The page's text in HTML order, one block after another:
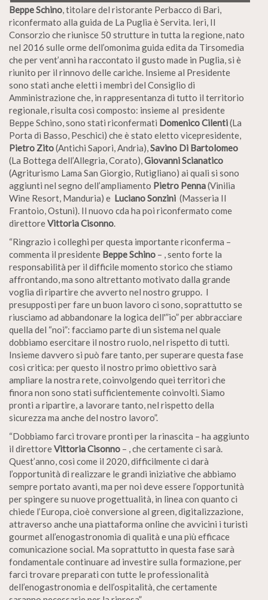
Beppe Schino, titolare del ristorante Perbacco di Bari,
riconfermato alla guida de La Puglia è Servita. Ieri, Il
Consorzio che riunisce 50 strutture in tutta la regione, nato
nel 2016 sulle orme dell’omonima guida edita da Tirsomedia
che per vent’anni ha raccontato il gusto made in Puglia, si è
riunito per il rinnovo delle cariche. Insieme al Presidente
sono stati anche eletti i membri del Consiglio di
Amministrazione che, in rappresentanza di tutto il territorio
regionale, risulta così composto: insieme al presidente
Beppe Schino, sono stati riconfermati Domenico Cilenti(La
Porta di Basso, Peschici) che è stato eletto vicepresidente,
Pietro Zito(Antichi Sapori, Andria),Savino Di Bartolomeo
(La Bottega dell’Allegria, Corato),Giovanni Scianatico
(Agriturismo Lama San Giorgio, Rutigliano) ai quali si sono
aggiunti nel segno dell’ampliamento Pietro Penna(Vinilia
Wine Resort, Manduria) e Luciano Sonzini (Masseria Il
Frantoio, Ostuni). Il nuovo cda ha poi riconfermato come
direttoreVittoria Cisonno.
“Ringrazio i colleghi per questa importante riconferma –
commenta il presidente BeppeSchino – , sento forte la
responsabilità per il difficile momento storico che stiamo
affrontando, ma sono altrettanto motivato dalla grande
voglia di ripartire che avverto nel nostro gruppo. I
presupposti per fare un buon lavoro ci sono, soprattutto se
riusciamo ad abbandonare la logica dell'”io” per abbracciare
quella del “noi”: facciamo parte di un sistema nel quale
dobbiamo esercitare il nostro ruolo, nel rispetto di tutti.
Insieme davvero si può fare tanto, per superare questa fase
così critica: per questo il nostro primo obiettivo sarà
ampliare la nostra rete, coinvolgendo quei territori che
finora non sono stati sufficientemente coinvolti. Siamo
pronti a ripartire, a lavorare tanto, nel rispetto della
sicurezza ma anche del nostro lavoro”.
“Dobbiamo farci trovare pronti per la rinascita – ha aggiunto
il direttoreVittoria Cisonno – , che certamente ci sarà.
Quest’anno, così come il 2020, difficilmente ci darà
l’opportunità di realizzare le grandi iniziative che abbiamo
sempre portato avanti, ma per noi deve essere l’opportunità
per spingere su nuove progettualità, in linea con quanto ci
chiede l’Europa, cioè conversione al green, digitalizzazione,
attraverso anche una piattaforma online che avvicini i turisti
gourmet all’enogastronomia di qualità e una più efficace
comunicazione social. Ma soprattutto in questa fase sarà
fondamentale continuare ad investire sulla formazione, per
farci trovare preparati con tutte le professionalità
dell’enogastronomia e dell’ospitalità, che certamente